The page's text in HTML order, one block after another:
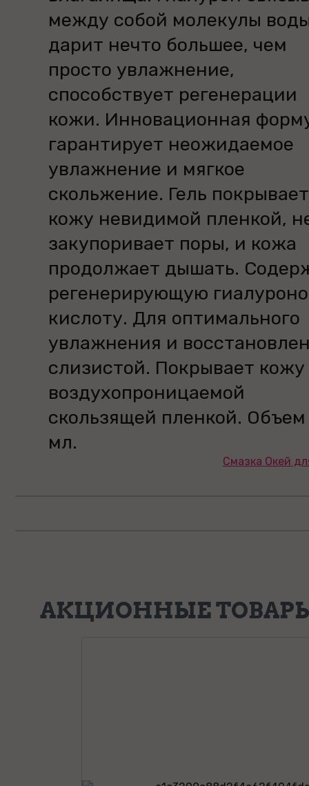
между собой молекулы
дарит нечто большее, чем
просто увлажнение,
способствует регенерации
кожи. Инновационная
гарантирует неожидаемое
увлажнение и мягкое
скольжение. Гель покрывает
кожу невидимой пленкой,
закупоривает поры, и кожа
продолжает дышать.
регенерирующую
кислоту. Для оптимального
увлажнения и
слизистой. Покрывает кожу
воздухопроницаемой
скользящей пленкой. Объем
мл.
Смазка Окей
АКЦИОННЫЕ